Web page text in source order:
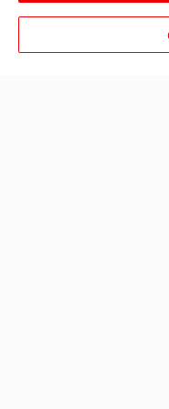
О нас